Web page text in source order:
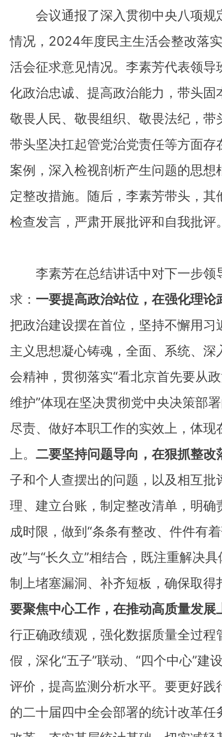
会议通报了深入贯彻中央八项
情况，2024年度民主生活会整改落
活会征求意见情况。李素芳代表领
化政治忠诚、提高政治能力，带头
敬畏人民、敬畏组织、敬畏法纪，
带头坚决扛起管党治党责任等方面
案例，深入检视剖析产生问题的思
定整改措施。随后，李素芳带头，
检查发言，严肃开展批评和自我批评
李素芳在总结讲话中对下一步领
求： 一要提高政治站位，在强化理论
把政治建设摆在首位，坚持不懈用
主义思想凝心铸魂，全面、系统、
会精神，贯彻落实“看北京首先要从
维护”体现在坚决贯彻党中央决策部
尽责、做好本职工作的实效上，体
上。 二要坚持问题导向，在狠抓整改
子和个人查摆出的问题，以及相互
理、建立台账，制定整改清单，明
成时限，做到“条条有整改、件件有
改”与“长久立”相结合，既注重解决
制上堵塞漏洞、补齐短板，确保取得
要聚焦中心工作，在推动高质量发展
行正确政绩观，强化数据质量全过程
假，深化“五子”联动、“四个中心”建
评价，提高监测分析水平。要更好
的二十届四中全会部署的统计改革